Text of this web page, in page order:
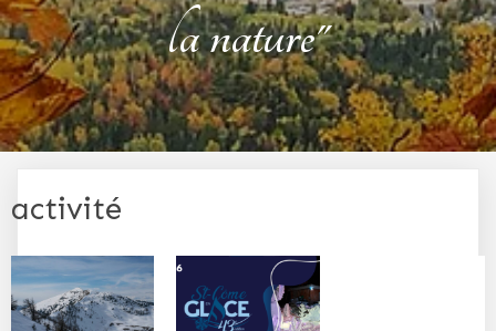
la nature"
activité